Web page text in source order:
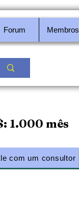
Forum Membros
1.000 mês
com um consultor